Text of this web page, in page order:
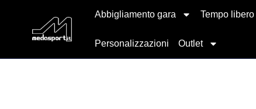
Abbigliamento gara Tempo libero
Personalizzazioni Outlet